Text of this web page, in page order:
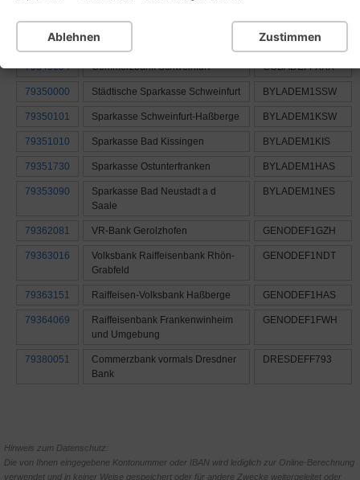
79320075
79330111 Bankhaus Max Flessa FLESDEMMXXX
79340054 Commerzbank Schweinfurt COBADEFFXXX
79350000 Städtische Sparkasse Schweinfurt BYLADEM1SSW
79350101 Sparkasse Schweinfurt-Haßberge BYLADEM1KSW
79351010 Sparkasse Bad Kissingen BYLADEM1KIS
79351730 Sparkasse Ostunterfranken BYLADEM1HAS
79353090
Sparkasse Bad Neustadt a d
Saale
BYLADEM1NES
79362081 VR-Bank Gerolzhofen GENODEF1GZH
79363016
Volksbank Raiffeisenbank Rhön-
Grabfeld
GENODEF1NDT
79363151 Raiffeisen-Volksbank Haßberge GENODEF1HAS
79364069
Raiffeisenbank Frankenwinheim
und Umgebung
GENODEF1FWH
79380051
Commerzbank vormals Dresdner
Bank
DRESDEFF793
Hinweis zum Datenschutz:
Die von Ihnen eingegebene Kontonummer oder IBAN wird lediglich zur Online-Berechnung
verwendet und in keiner Weise gespeichert oder für andere Zwecke weitergeleitet oder
Ablehnen Zustimmen